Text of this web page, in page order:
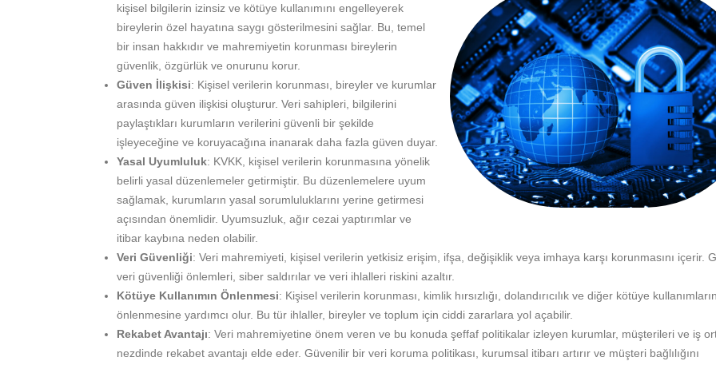
kişisel bilgilerin izinsiz ve kötüye kullanımını engelleyerek
bireylerin özel hayatına saygı gösterilmesini sağlar. Bu, temel
bir insan hakkıdır ve mahremiyetin korunması bireylerin
güvenlik, özgürlük ve onurunu korur.
Güven İlişkisi: Kişisel verilerin korunması, bireyler ve kurumlar
arasında güven ilişkisi oluşturur. Veri sahipleri, bilgilerini
paylaştıkları kurumların verilerini güvenli bir şekilde
işleyeceğine ve koruyacağına inanarak daha fazla güven duyar.
Yasal Uyumluluk: KVKK, kişisel verilerin korunmasına yönelik
belirli yasal düzenlemeler getirmiştir. Bu düzenlemelere uyum
sağlamak, kurumların yasal sorumluluklarını yerine getirmesi
açısından önemlidir. Uyumsuzluk, ağır cezai yaptırımlar ve
itibar kaybına neden olabilir.
Veri Güvenliği: Veri mahremiyeti, kişisel verilerin yetkisiz erişim, ifşa, değişiklik veya imhaya karşı korunmasını içerir.
veri güvenliği önlemleri, siber saldırılar ve veri ihlalleri riskini azaltır.
Kötüye Kullanımın Önlenmesi: Kişisel verilerin korunması, kimlik hırsızlığı, dolandırıcılık ve diğer kötüye kullanımların
önlenmesine yardımcı olur. Bu tür ihlaller, bireyler ve toplum için ciddi zararlara yol açabilir.
Rekabet Avantajı: Veri mahremiyetine önem veren ve bu konuda şeffaf politikalar izleyen kurumlar, müşterileri ve iş
nezdinde rekabet avantajı elde eder. Güvenilir bir veri koruma politikası, kurumsal itibarı artırır ve müşteri bağlılığını